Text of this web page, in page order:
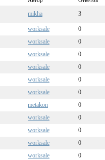
mikha 3
worksale
0
worksale
0
worksale
0
worksale
0
worksale
0
worksale
0
metakon
0
worksale
0
worksale
0
worksale
0
worksale
0